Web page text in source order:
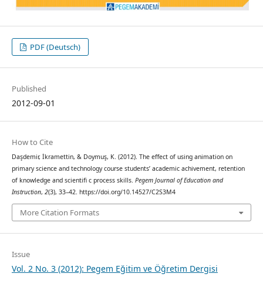
PDF (Deutsch)
Published
2012-09-01
How to Cite
Daşdemir, İkramettin, & Doymuş, K. (2012). The effect of using animation on
primary science and technology course students’ academic achivement, retention
of knowledge and scientifi c process skills. Pegem Journal of Education and
Instruction, 2(3), 33–42. https://doi.org/10.14527/C2S3M4
More Citation Formats
Issue
Vol. 2 No. 3 (2012): Pegem Eğitim ve Öğretim Dergisi